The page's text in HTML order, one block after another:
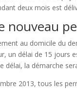
deux mois est
nouveau
au domicile du
un délai de 15
délai, la démarche
2013, tous les